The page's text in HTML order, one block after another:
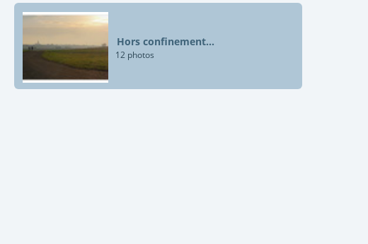
Hors confinement...
12 photos